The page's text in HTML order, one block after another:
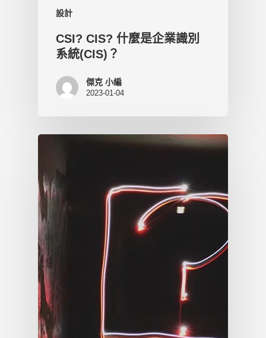
設計
CSI? CIS? 什麼是企業識別
系統(CIS)？
傑克 小編
2023-01-04